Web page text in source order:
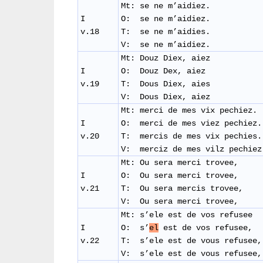
I
v.18
Mt: se ne m’aidiez.
O: se ne m’aidiez.
T: se ne m’aidies.
V: se ne m’aidiez.
I
v.19
Mt: Douz Diex, aiez
O: Douz Dex, aiez
T: Dous Diex, aies
V: Dous Diex, aiez
I
v.20
Mt: merci de mes vix pechiez.
O: merci de mes viez pechiez.
T: mercis de mes vix pechies.
V: merciz de mes vilz
I
v.21
Mt: Ou sera merci trovee,
O: Ou sera merci trovee,
T: Ou sera mercis trovee,
V: Ou sera merci trovee,
I
v.22
Mt: s’ele est de vos refusee
O: s’el est de vos refusee,
T: s’ele est de vous refusee,
V: s’ele est de vous refusee,